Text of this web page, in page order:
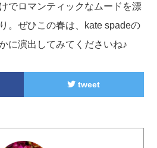
でロマンティックなムードを漂
。ぜひこの春は、kate spadeの
に演出してみてくださいね♪
tweet